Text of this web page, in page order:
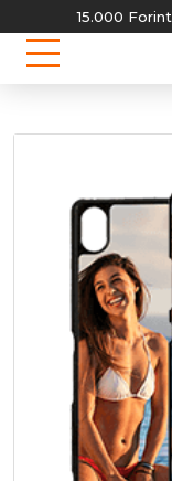
15.000 Forint